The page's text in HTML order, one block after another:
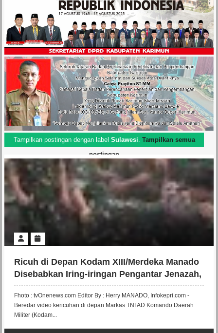
Tampilkan postingan dengan label Sulawesi. Tampilkan semua
postingan
Ricuh di Depan Kodam XIII/Merdeka Manado
Disebabkan Iring-iringan Pengantar Jenazah,
Sejumlah Oknum TNI Terpancing Emosi
Fhoto : tvOnenews.com Editor By : Herry MANADO, Infokepri.com -
Beredar video kericuhan di depan Markas TNI AD Komando Daerah
Militer (Kodam...